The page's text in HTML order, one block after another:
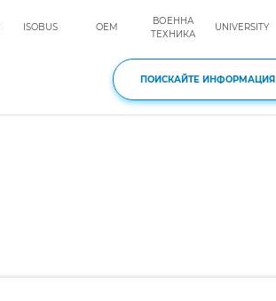
ISOBUS OEM
ВОЕННА
ТЕХНИКА
UNIVERSITY
ПОИСКАЙТЕ ИНФОРМАЦИЯ